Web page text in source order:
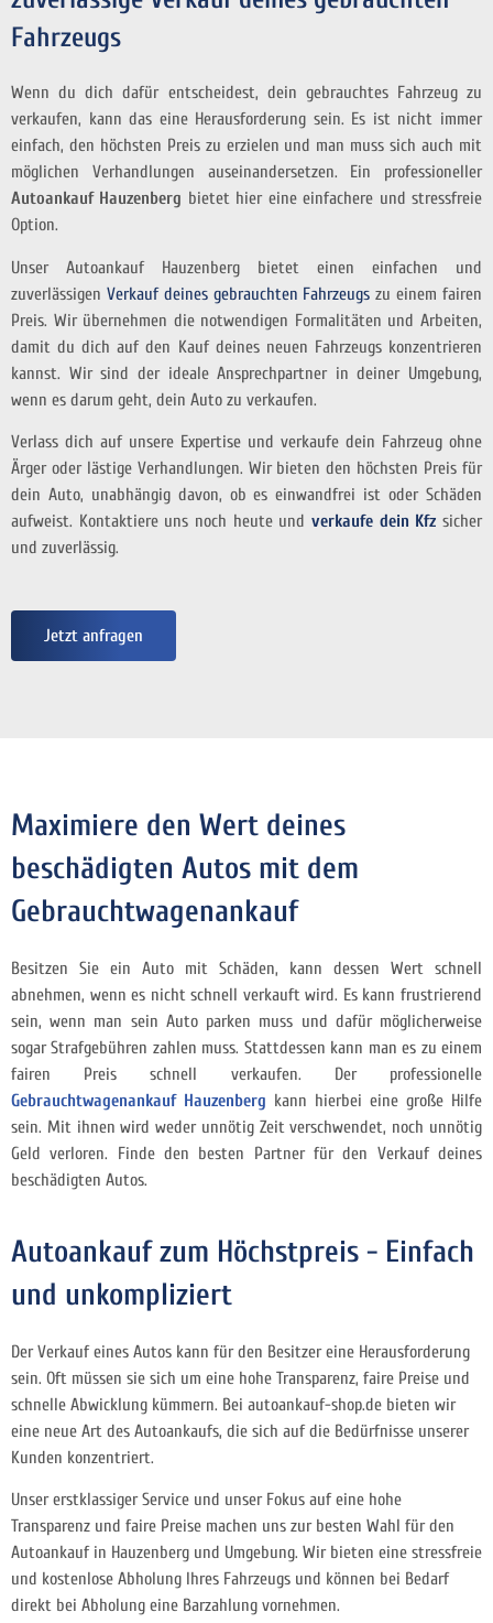
Fahrzeugs
Wenn du dich dafür entscheidest, dein gebrauchtes Fahrzeug zu
verkaufen, kann das eine Herausforderung sein. Es ist nicht immer
einfach, den höchsten Preis zu erzielen und man muss sich auch mit
möglichen Verhandlungen auseinandersetzen. Ein professioneller
Autoankauf Hauzenberg bietet hier eine einfachere und stressfreie
Option.
Unser Autoankauf Hauzenberg bietet einen einfachen und
zuverlässigen Verkauf deines gebrauchten Fahrzeugs zu einem fairen
Preis. Wir übernehmen die notwendigen Formalitäten und Arbeiten,
damit du dich auf den Kauf deines neuen Fahrzeugs konzentrieren
kannst. Wir sind der ideale Ansprechpartner in deiner Umgebung,
wenn es darum geht, dein Auto zu verkaufen.
Verlass dich auf unsere Expertise und verkaufe dein Fahrzeug ohne
Ärger oder lästige Verhandlungen. Wir bieten den höchsten Preis für
dein Auto, unabhängig davon, ob es einwandfrei ist oder Schäden
aufweist. Kontaktiere uns noch heute und verkaufe dein Kfz sicher
und zuverlässig.
Jetzt anfragen
Maximiere den Wert deines
beschädigten Autos mit dem
Gebrauchtwagenankauf
Besitzen Sie ein Auto mit Schäden, kann dessen Wert schnell
abnehmen, wenn es nicht schnell verkauft wird. Es kann frustrierend
sein, wenn man sein Auto parken muss und dafür möglicherweise
sogar Strafgebühren zahlen muss. Stattdessen kann man es zu einem
fairen Preis schnell verkaufen. Der professionelle
Gebrauchtwagenankauf Hauzenberg kann hierbei eine große Hilfe
sein. Mit ihnen wird weder unnötig Zeit verschwendet, noch unnötig
Geld verloren. Finde den besten Partner für den Verkauf deines
beschädigten Autos.
Autoankauf zum Höchstpreis - Einfach
und unkompliziert
Der Verkauf eines Autos kann für den Besitzer eine Herausforderung
sein. Oft müssen sie sich um eine hohe Transparenz, faire Preise und
schnelle Abwicklung kümmern. Bei autoankauf-shop.de bieten wir
eine neue Art des Autoankaufs, die sich auf die Bedürfnisse unserer
Kunden konzentriert.
Unser erstklassiger Service und unser Fokus auf eine hohe
Transparenz und faire Preise machen uns zur besten Wahl für den
Autoankauf in Hauzenberg und Umgebung. Wir bieten eine stressfreie
und kostenlose Abholung Ihres Fahrzeugs und können bei Bedarf
direkt bei Abholung eine Barzahlung vornehmen.